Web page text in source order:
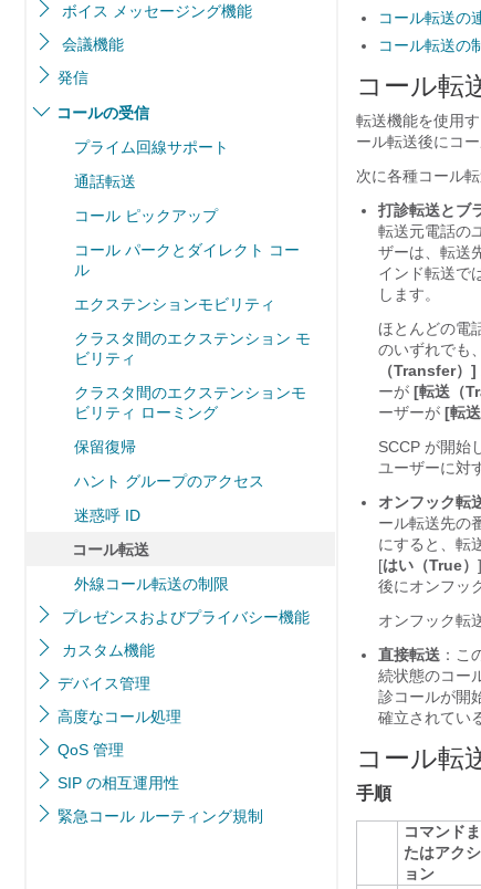
ボイス メッセージング機能
会議機能
発信
コールの受信
プライム回線サポート
通話転送
コール ピックアップ
コール パークとダイレクト コー
ル
エクステンションモビリティ
クラスタ間のエクステンション モ
ビリティ
クラスタ間のエクステンションモ
ビリティ ローミング
保留復帰
ハント グループのアクセス
迷惑呼 ID
コール転送
外線コール転送の制限
プレゼンスおよびプライバシー機能
カスタム機能
デバイス管理
高度なコール処理
QoS 管理
SIP の相互運用性
緊急コール ルーティング規制
コール転送の
コール転送の
コール転
転送機能を使用
ール転送後にコ
次に各種コール
打診転送とブ
転送元電話の
ザーは、転送
インド転送で
します。
ほとんどの電
のいずれでも
（Transfer）]
ーが [転送（
ーザーが [転
SCCP が開始
ユーザーに対
オンフック転
ール転送先の
にすると、転
[はい（True）
後にオンフッ
オンフック転
直接転送 ：こ
続状態のコー
診コールが開
確立されてい
コール転
手順
コマンドま
たはアクシ
ョン